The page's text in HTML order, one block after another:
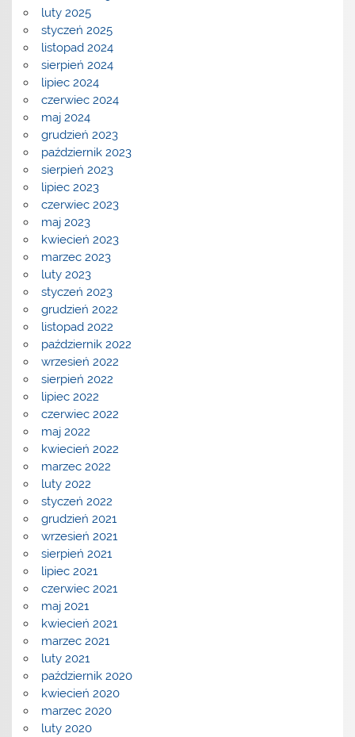
luty 2025
styczeń 2025
listopad 2024
sierpień 2024
lipiec 2024
czerwiec 2024
maj 2024
grudzień 2023
październik 2023
sierpień 2023
lipiec 2023
czerwiec 2023
maj 2023
kwiecień 2023
marzec 2023
luty 2023
styczeń 2023
grudzień 2022
listopad 2022
październik 2022
wrzesień 2022
sierpień 2022
lipiec 2022
czerwiec 2022
maj 2022
kwiecień 2022
marzec 2022
luty 2022
styczeń 2022
grudzień 2021
wrzesień 2021
sierpień 2021
lipiec 2021
czerwiec 2021
maj 2021
kwiecień 2021
marzec 2021
luty 2021
październik 2020
kwiecień 2020
marzec 2020
luty 2020